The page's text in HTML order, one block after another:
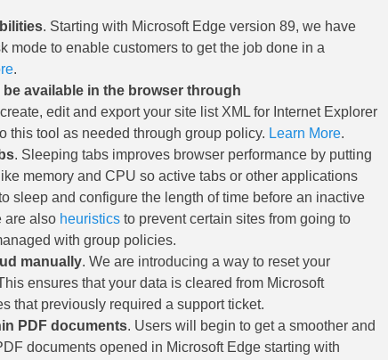
. Starting with Microsoft Edge version 89, we have
to enable customers to get the job done in a
.
available in the browser through
edit and export your site list XML for Internet Explorer
this tool as needed through group policy. Learn More.
. Sleeping tabs improves browser performance by putting
memory and CPU so active tabs or other applications
sleep and configure the length of time before an inactive
are also heuristics to prevent certain sites from going to
with group policies.
manually. We are introducing a way to reset your
ensures that your data is cleared from Microsoft
that previously required a support ticket.
PDF documents. Users will begin to get a smoother and
documents opened in Microsoft Edge starting with